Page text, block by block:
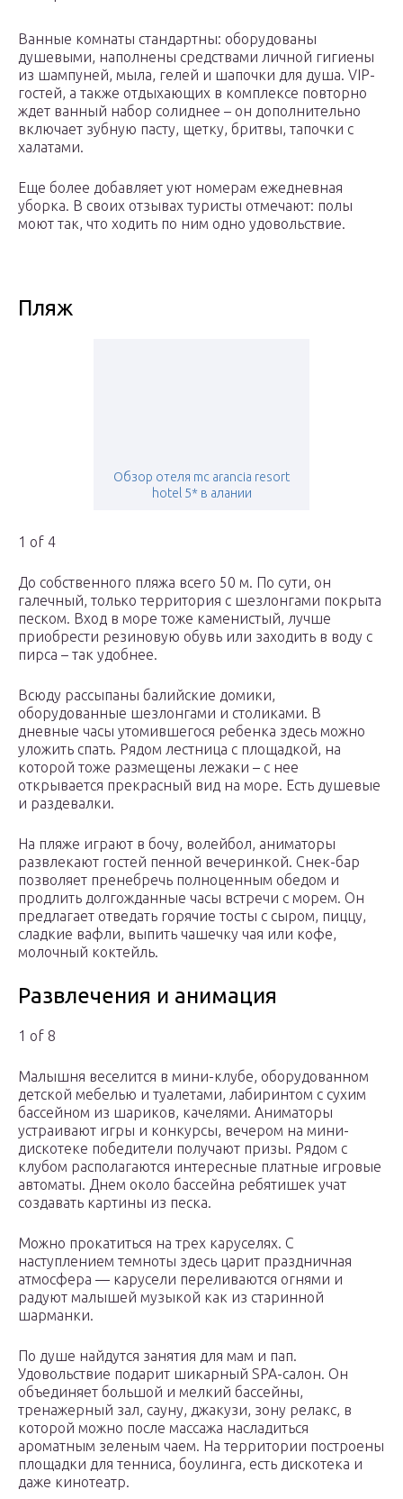
Ванные комнаты стандартны: оборудованы
душевыми, наполнены средствами личной гигиены
из шампуней, мыла, гелей и шапочки для душа. VIP-
гостей, а также отдыхающих в комплексе повторно
ждет ванный набор солиднее – он дополнительно
включает зубную пасту, щетку, бритвы, тапочки с
халатами.
Еще более добавляет уют номерам ежедневная
уборка. В своих отзывах туристы отмечают: полы
моют так, что ходить по ним одно удовольствие.
Пляж
Обзор отеля mc arancia resort
hotel 5* в алании
1 of 4
До собственного пляжа всего 50 м. По сути, он
галечный, только территория с шезлонгами покрыта
песком. Вход в море тоже каменистый, лучше
приобрести резиновую обувь или заходить в воду с
пирса – так удобнее.
Всюду рассыпаны балийские домики,
оборудованные шезлонгами и столиками. В
дневные часы утомившегося ребенка здесь можно
уложить спать. Рядом лестница с площадкой, на
которой тоже размещены лежаки – с нее
открывается прекрасный вид на море. Есть душевые
и раздевалки.
На пляже играют в бочу, волейбол, аниматоры
развлекают гостей пенной вечеринкой. Снек-бар
позволяет пренебречь полноценным обедом и
продлить долгожданные часы встречи с морем. Он
предлагает отведать горячие тосты с сыром, пиццу,
сладкие вафли, выпить чашечку чая или кофе,
молочный коктейль.
Развлечения и анимация
1 of 8
Малышня веселится в мини-клубе, оборудованном
детской мебелью и туалетами, лабиринтом с сухим
бассейном из шариков, качелями. Аниматоры
устраивают игры и конкурсы, вечером на мини-
дискотеке победители получают призы. Рядом с
клубом располагаются интересные платные игровые
автоматы. Днем около бассейна ребятишек учат
создавать картины из песка.
Можно прокатиться на трех каруселях. С
наступлением темноты здесь царит праздничная
атмосфера — карусели переливаются огнями и
радуют малышей музыкой как из старинной
шарманки.
По душе найдутся занятия для мам и пап.
Удовольствие подарит шикарный SPA-салон. Он
объединяет большой и мелкий бассейны,
тренажерный зал, сауну, джакузи, зону релакс, в
которой можно после массажа насладиться
ароматным зеленым чаем. На территории построены
площадки для тенниса, боулинга, есть дискотека и
даже кинотеатр.